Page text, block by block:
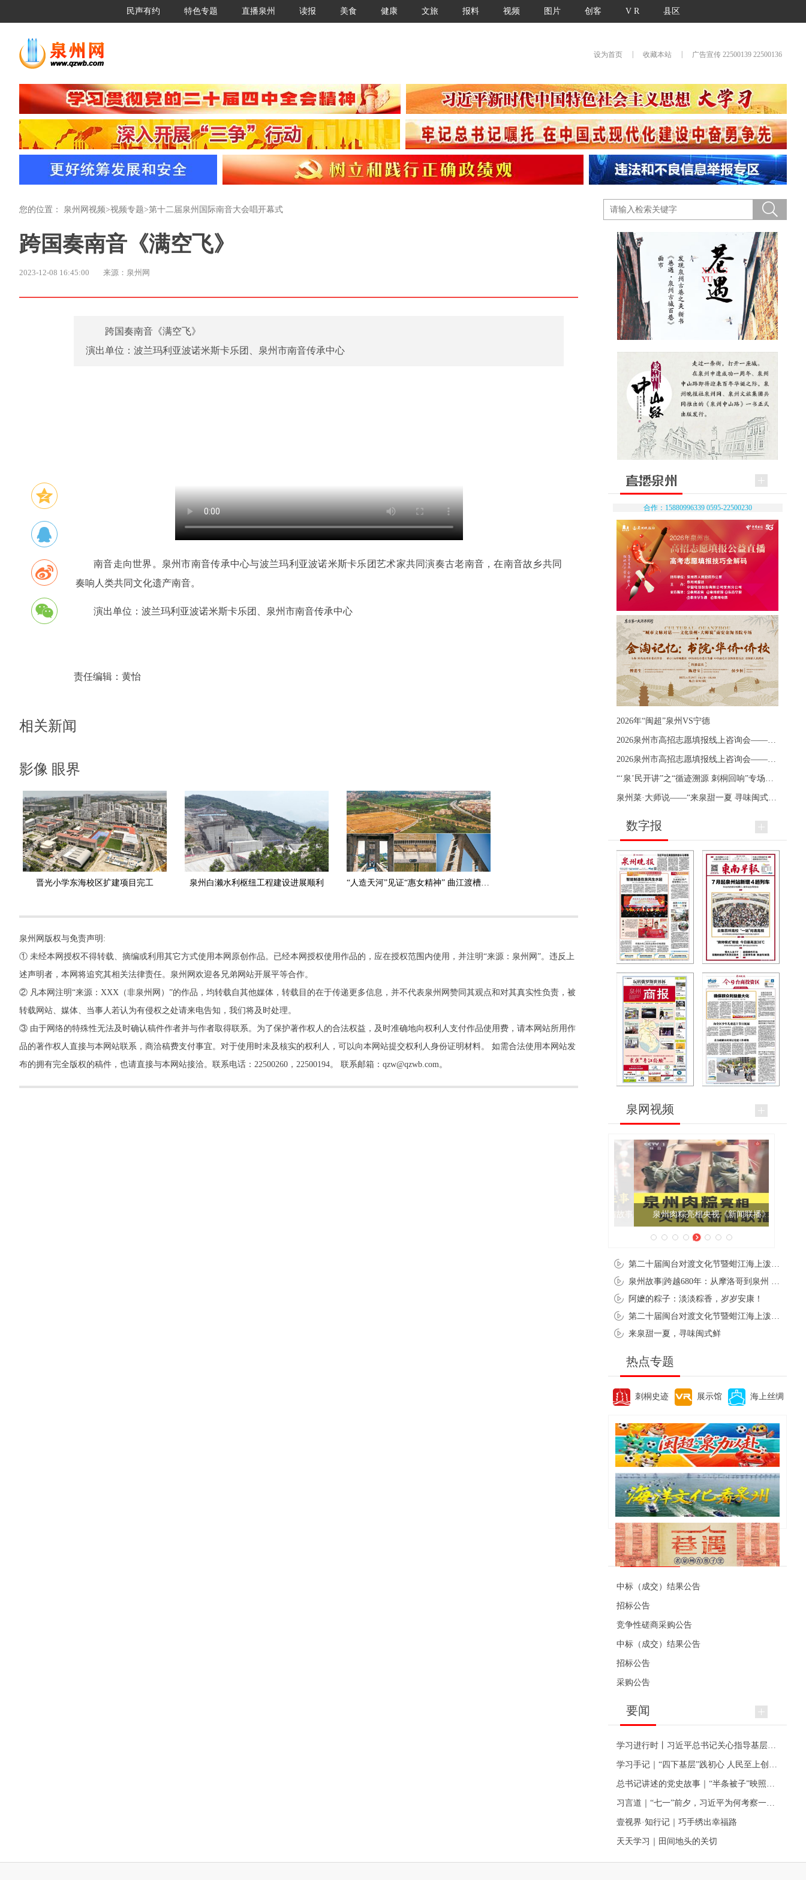
民声有约 特色专题 直播泉州 读报 美食 健康 文旅 报料 视频 图片 创客 V R 县区
设为首页 收藏本站 广告宣传 22500139 22500136
您的位置： 泉州网视频>视频专题>第十二届泉州国际南音大会唱开幕式
跨国奏南音《满空飞》
2023-12-08 16:45:00 来源：泉州网
跨国奏南音《满空飞》
演出单位：波兰玛利亚波诺米斯卡乐团、泉州市南音传承中心
南音走向世界。泉州市南音传承中心与波兰玛利亚波诺米斯卡乐团艺术家共同演奏古老南音，在南音故乡共同
奏响人类共同文化遗产南音。
演出单位：波兰玛利亚波诺米斯卡乐团、泉州市南音传承中心
责任编辑： 黄怡
相关新闻
影像 眼界
晋光小学东海校区扩建项目完工 泉州白濑水利枢纽工程建设进展顺利
泉州网版权与免责声明:
① 未经本网授权不得转载、摘编或利用其它方式使用本网原创作品。已经本网授权使用作品的，应在授权范围内使用，并注明“来源：泉州网”。违反上
述声明者，本网将追究其相关法律责任。泉州网欢迎各兄弟网站开展平等合作。
② 凡本网注明“来源：XXX（非泉州网）”的作品，均转载自其他媒体，转载目的在于传递更多信息，并不代表泉州网赞同其观点和对其真实性负责，被
转载网站、媒体、当事人若认为有侵权之处请来电告知，我们将及时处理。
③ 由于网络的特殊性无法及时确认稿件作者并与作者取得联系。为了保护著作权人的合法权益，及时准确地向权利人支付作品使用费，请本网站所用作
品的著作权人直接与本网站联系，商洽稿费支付事宜。对于使用时未及核实的权利人，可以向本网站提交权利人身份证明材料。 如需合法使用本网站发
布的拥有完全版权的稿件，也请直接与本网站接洽。联系电话：22500260，22500194。 联系邮箱：qzw@qzwb.com。
合作：15880996339 0595-22500230
2026年“闽超”泉州VS宁德
数字报
泉网视频
泉州肉粽亮相央视《新闻联播》
阿嬷的粽子：淡淡粽香，岁岁安康！
来泉甜一夏，寻味闽式鲜
热点专题
刺桐史迹 展示馆 海上丝绸
便民资讯
中标（成交）结果公告
招标公告
竞争性磋商采购公告
中标（成交）结果公告
招标公告
采购公告
要闻
壹视界·知行记｜巧手绣出幸福路
天天学习｜田间地头的关切